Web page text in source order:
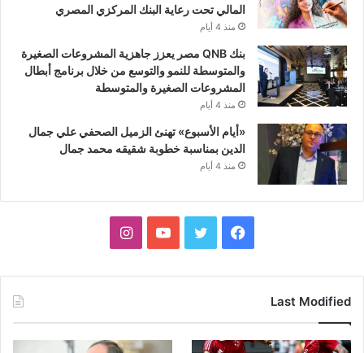
المالي تحت رعاية البنك المركزي المصري
منذ 4 أيام
بنك QNB مصر يعزز جاهزية المشروعات الصغيرة
والمتوسطة للنمو والتوسع من خلال برنامج أبطال
المشروعات الصغيرة والمتوسطة
منذ 4 أيام
«أيام الأسبوع» تهنئ الزميل الصحفي علي جمال
الدين بمناسبة خطوبة شقيقه محمد جمال
منذ 4 أيام
فيسبوك تويتر يوتيوبانستقرام
Last Modified